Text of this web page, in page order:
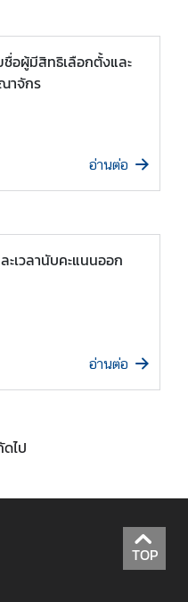
อผู้มีสิทธิเลือกตั้งและ
าจักร
อ่านต่อ
เวลานับคะแนนออก
อ่านต่อ
ไป
TOP